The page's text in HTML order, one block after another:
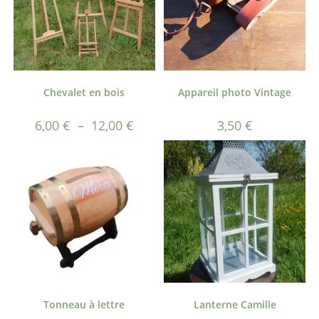
Chevalet en bois
6,00 € – 12,00 €
Appareil photo Vintage
3,50 €
Tonneau à lettre Lanterne Camille